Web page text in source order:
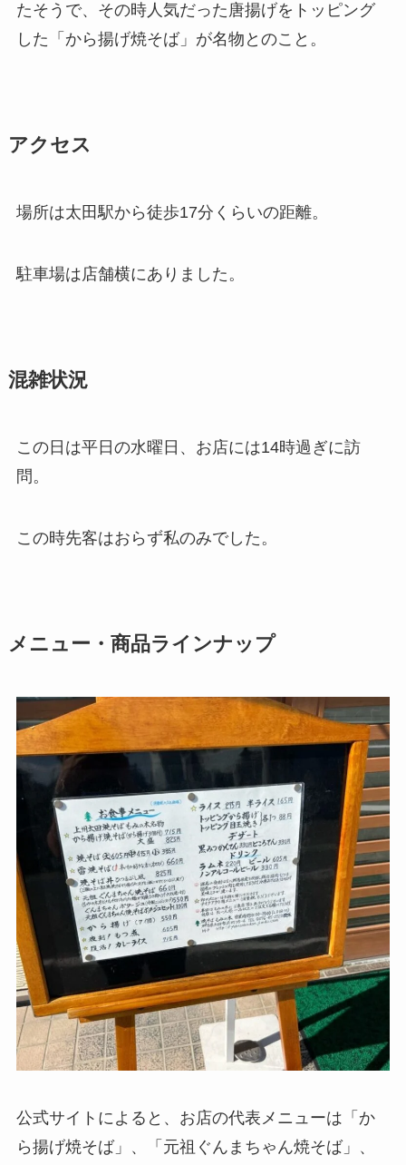
たそうで、その時人気だった唐揚げをトッピング
した「から揚げ焼そば」が名物とのこと。
アクセス
場所は太田駅から徒歩17分くらいの距離。
駐車場は店舗横にありました。
混雑状況
この日は平日の水曜日、お店には14時過ぎに訪
問。
この時先客はおらず私のみでした。
メニュー・商品ラインナップ
公式サイトによると、お店の代表メニューは「か
ら揚げ焼そば」、「元祖ぐんまちゃん焼そば」、